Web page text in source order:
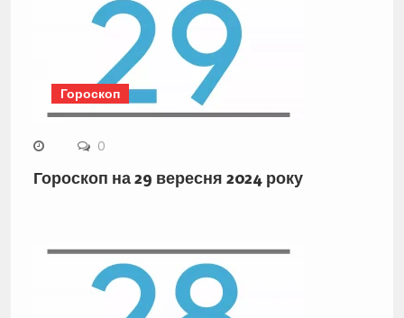
Гороскоп
0
Гороскоп на 29 вересня 2024 року